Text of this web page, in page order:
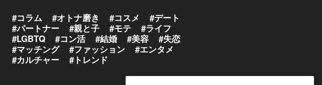
#コラム #オトナ磨き #コスメ
#デート
#パートナー
#親と子 #モテ
#ライフ
#LGBTQ
#コン活 #結婚 #美容
#失恋
#マッチング
#ファッション
#エンタメ
#カルチャー
#トレンド